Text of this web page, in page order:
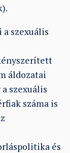
szexuális
áldozatai
szexuális
száma is
és